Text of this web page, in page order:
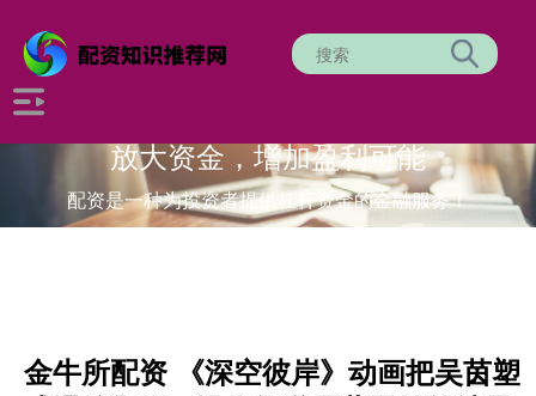
放大资金，增加盈利可能
配资是一种为投资者提供杠杆资金的金融服务！
金牛所配资 《深空彼岸》动画把吴茵塑